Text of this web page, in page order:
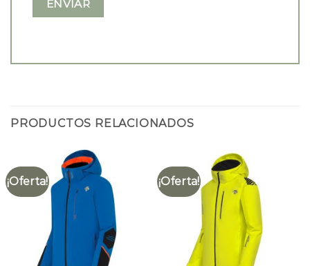
PRODUCTOS RELACIONADOS
¡Oferta! ¡Oferta!